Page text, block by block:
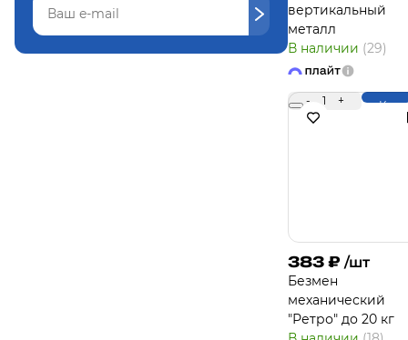
вертикальный
металл
В наличии (29)
- 1 +
383 ₽ /шт
Безмен
механический
"Ретро" до 20 кг